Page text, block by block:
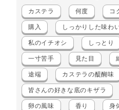
カステラ 何度 コ
購入 しっかりした味わ
私のイチオシ しっとり
一寸苦手 見た目
途端 カステラの醍醐味
皆さんの好きな底のキザラ
卵の風味 香り 身